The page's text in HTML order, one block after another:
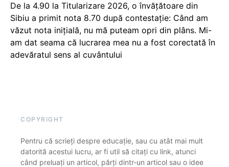
De la 4.90 la Titularizare 2026, o învățătoare din
Sibiu a primit nota 8.70 după contestație: Când am
văzut nota inițială, nu mă puteam opri din plâns. Mi-
am dat seama că lucrarea mea nu a fost corectată în
adevăratul sens al cuvântului
COPYRIGHT
Pentru că scrieți despre educație, sau cu atât mai mult
datorită acestui lucru, ar fi util să citați cu link, atunci
când preluați un articol, părți dintr-un articol sau o idee